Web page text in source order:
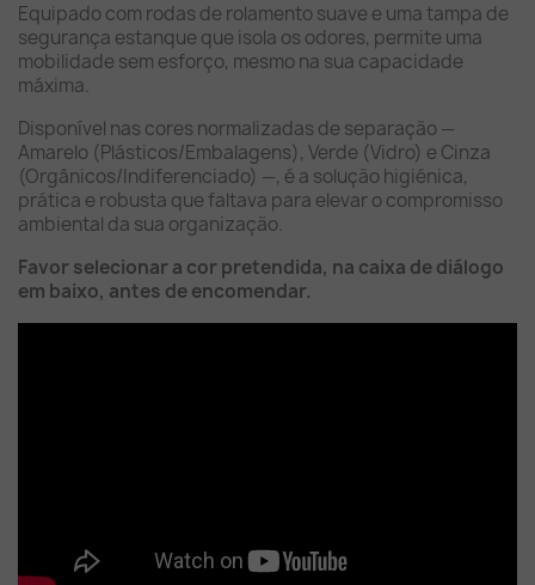
Equipado com rodas de rolamento suave e uma tampa de
segurança estanque que isola os odores, permite uma
mobilidade sem esforço, mesmo na sua capacidade
máxima.
Disponível nas cores normalizadas de separação —
Amarelo (Plásticos/Embalagens), Verde (Vidro) e Cinza
(Orgânicos/Indiferenciado) —, é a solução higiénica,
prática e robusta que faltava para elevar o compromisso
ambiental da sua organização.
Favor selecionar a cor pretendida, na caixa de diálogo
em baixo, antes de encomendar.